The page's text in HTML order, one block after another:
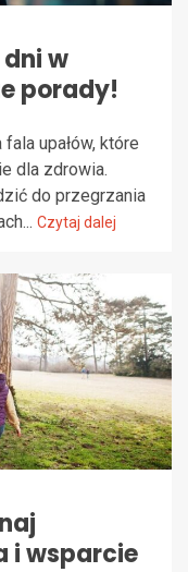
w
porady!
upałów, które
dla zdrowia.
do przegrzania
Czytaj dalej
i wsparcie